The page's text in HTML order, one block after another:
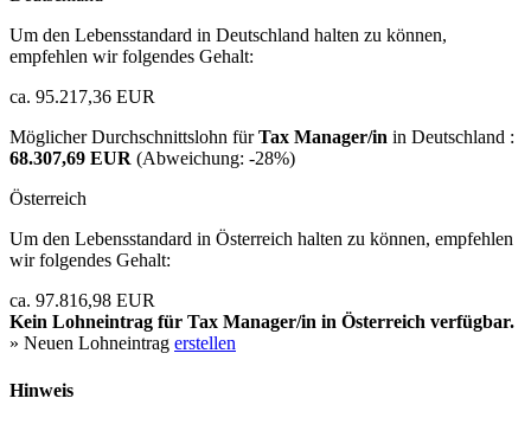
Um den Lebensstandard in Deutschland halten zu können,
empfehlen wir folgendes Gehalt:
ca. 95.217,36 EUR
Möglicher Durchschnittslohn fürTax Manager/in in Deutschland :
68.307,69 EUR (Abweichung: -28%)
Österreich
Um den Lebensstandard in Österreich halten zu können, empfehlen
wir folgendes Gehalt:
ca. 97.816,98 EUR
Kein Lohneintrag für Tax Manager/in in Österreich verfügbar.
» Neuen Lohneintrag erstellen
Hinweis